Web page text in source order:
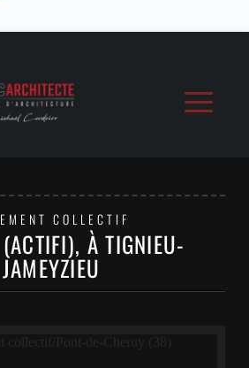
COLLECTIF
(ACTIFI), À TIGNIEU-
JAMEYZIEU